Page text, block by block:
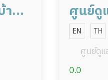
นล
ศูนย์ดู
ลิสา
EN TH
ศูนย์ดูแ
0.0